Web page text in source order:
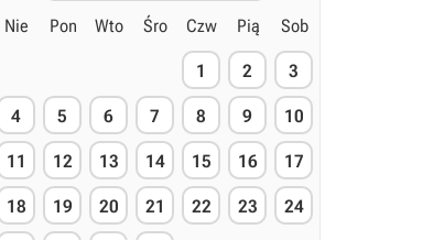
Nie Pon Wto Śro Czw Pią Sob
1 2 3
4 5 6 7 8 9 10
11 12 13 14 15 16 17
18 19 20 21 22 23 24